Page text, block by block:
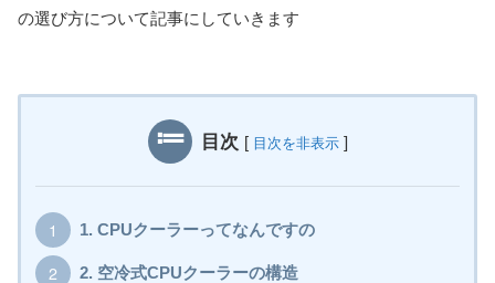
の選び方について記事にしていきます
目次 [ 目次を非表示 ]
1. CPUクーラーってなんですの
2. 空冷式CPUクーラーの構造